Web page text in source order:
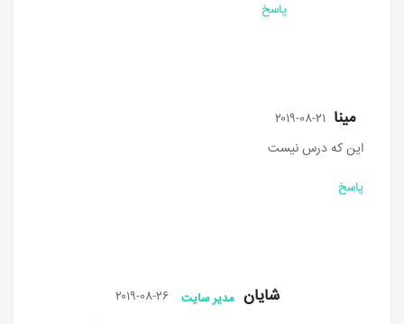
پاسخ
مینا ۲۰۱۹-۰۸-۲۱
این که درس نیست
پاسخ
مدیر سایت شایان
۲۰۱۹-۰۸-۲۶